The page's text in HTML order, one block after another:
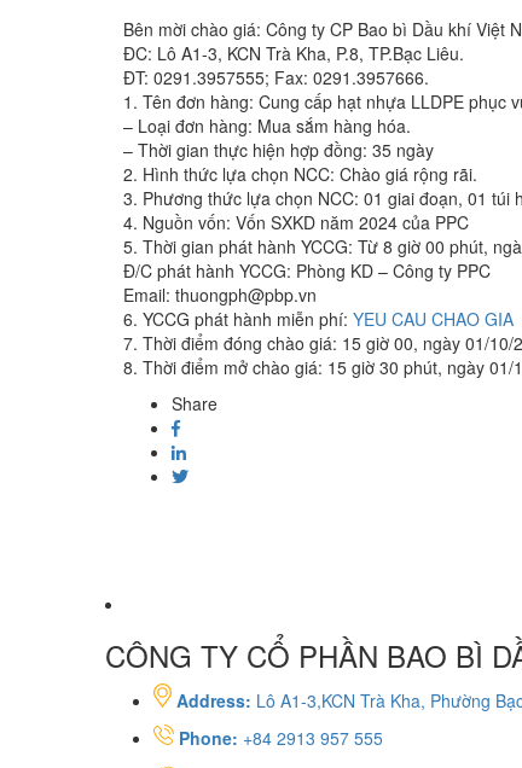
Bên mời chào giá: Công ty CP Bao bì Dầu khí Việt
ĐC: Lô A1-3, KCN Trà Kha, P.8, TP.Bạc Liêu.
ĐT: 0291.3957555; Fax: 0291.3957666.
1. Tên đơn hàng: Cung cấp hạt nhựa LLDPE phục
– Loại đơn hàng: Mua sắm hàng hóa.
– Thời gian thực hiện hợp đồng: 35 ngày
2. Hình thức lựa chọn NCC: Chào giá rộng rãi.
3. Phương thức lựa chọn NCC: 01 giai đoạn, 01 túi
4. Nguồn vốn: Vốn SXKD năm 2024 của PPC
5. Thời gian phát hành YCCG: Từ 8 giờ 00 phút,
Đ/C phát hành YCCG: Phòng KD – Công ty PPC
Email: thuongph@pbp.vn
6. YCCG phát hành miễn phí: YEU CAU CHAO GIA
7. Thời điểm đóng chào giá: 15 giờ 00, ngày 01/10/
8. Thời điểm mở chào giá: 15 giờ 30 phút, ngày 01/
Share
CÔNG TY CỔ PHẦN BAO BÌ
Address: Lô A1-3,KCN Trà Kha, Phường
Phone: +84 2913 957 555